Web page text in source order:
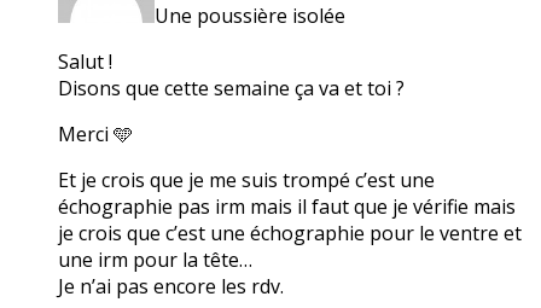
Une poussière isolée
Salut !
Disons que cette semaine ça va et toi ?
Merci 🩵
Et je crois que je me suis trompé c’est une
échographie pas irm mais il faut que je vérifie mais
je crois que c’est une échographie pour le ventre et
une irm pour la tête…
Je n’ai pas encore les rdv.